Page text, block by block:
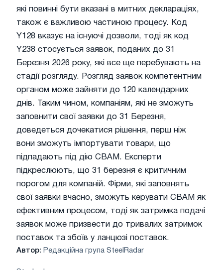
які повинні бути вказані в митних деклараціях,
також є важливою частиною процесу. Код
Y128 вказує на існуючі дозволи, тоді як код
Y238 стосується заявок, поданих до 31
Березня 2026 року, які все ще перебувають на
стадії розгляду. Розгляд заявок компетентним
органом може зайняти до 120 календарних
днів. Таким чином, компаніям, які не зможуть
заповнити свої заявки до 31 Березня,
доведеться дочекатися рішення, перш ніж
вони зможуть імпортувати товари, що
підпадають під дію CBAM. Експерти
підкреслюють, що 31 березня є критичним
порогом для компаній. Фірми, які заповнять
свої заявки вчасно, зможуть керувати CBAM як
ефективним процесом, тоді як затримка подачі
заявок може призвести до тривалих затримок
поставок та збоїв у ланцюзі поставок.
Автор: Редакційна група SteelRadar